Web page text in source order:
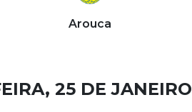
Arouca
25 DE JANEIRO